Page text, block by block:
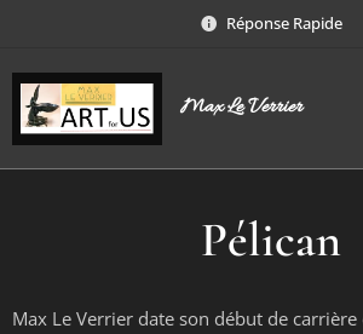
Réponse Rapide
Max Le Verrier
Pélican
Max Le Verrier date son début de